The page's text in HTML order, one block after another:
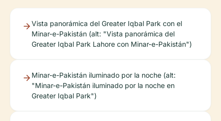
Vista panorámica del Greater Iqbal Park con el
Minar-e-Pakistán (alt: "Vista panorámica del
Greater Iqbal Park Lahore con Minar-e-Pakistán")
Minar-e-Pakistán iluminado por la noche (alt:
"Minar-e-Pakistán iluminado por la noche en
Greater Iqbal Park")